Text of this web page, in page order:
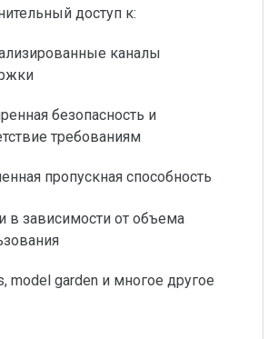
доступ к:
каналы
безопасность и
требованиям
пропускная способность
в зависимости от объема
model garden и многое другое